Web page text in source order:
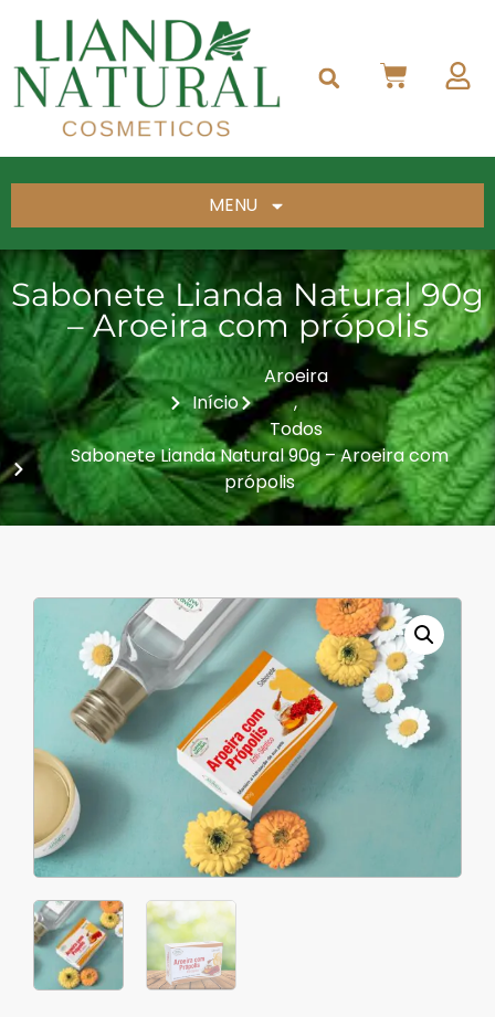
MENU
Sabonete Lianda Natural 90g
– Aroeira com própolis
Início
Aroeira
,
Todos
Sabonete Lianda Natural 90g – Aroeira com
própolis